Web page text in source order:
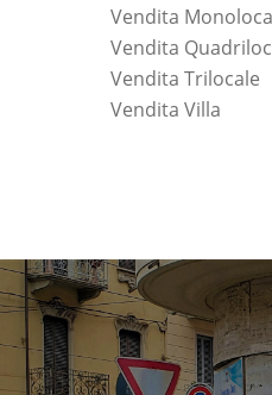
Vendita
Vendita
Vendita Trilocale
Vendita Villa